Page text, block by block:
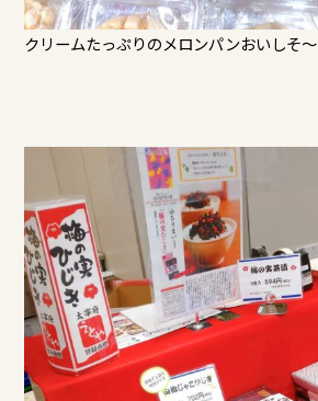
クリームたっぷりのメロンパンおいしそ～